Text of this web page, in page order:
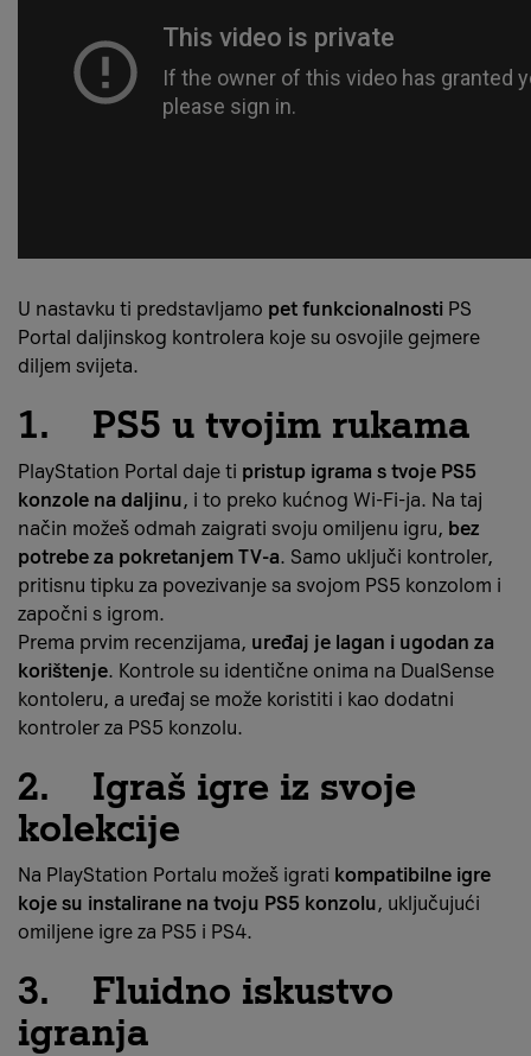
U nastavku ti predstavljamo pet funkcionalnosti PS
Portal daljinskog kontrolera koje su osvojile gejmere
diljem svijeta.
1. PS5 u tvojim rukama
PlayStation Portal daje ti pristup igrama s tvoje PS5
konzole na daljinu, i to preko kućnog Wi-Fi-ja. Na taj
način možeš odmah zaigrati svoju omiljenu igru, bez
potrebe za pokretanjem TV-a. Samo uključi kontroler,
pritisnu tipku za povezivanje sa svojom PS5 konzolom i
započni s igrom.
Prema prvim recenzijama, uređaj je lagan i ugodan za
korištenje. Kontrole su identične onima na DualSense
kontoleru, a uređaj se može koristiti i kao dodatni
kontroler za PS5 konzolu.
2. Igraš igre iz svoje
kolekcije
Na PlayStation Portalu možeš igrati kompatibilne igre
koje su instalirane na tvoju PS5 konzolu, uključujući
omiljene igre za PS5 i PS4.
3. Fluidno iskustvo
igranja